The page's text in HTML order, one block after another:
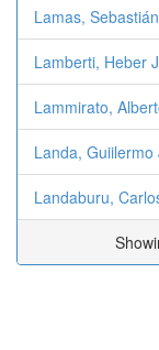
Lamas,
Lamberti, Heber
Lammirato,
Landa, Guiilermo
Landaburu,